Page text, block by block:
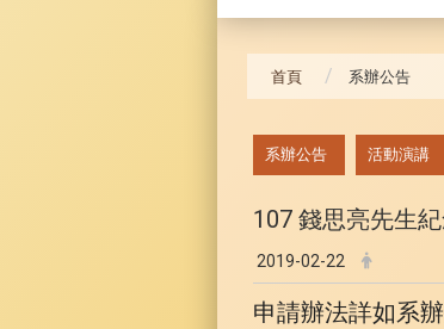
首頁 系辦公告
系辦公告 活動演講
107 錢思亮先生
2019-02-22
申請辦法詳如系辦